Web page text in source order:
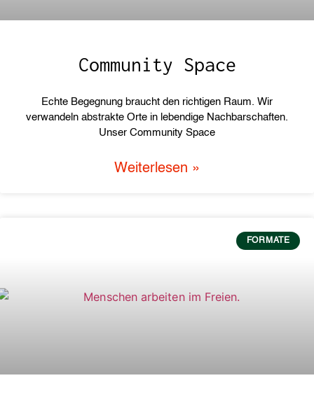
Community Space
Echte Begegnung braucht den richtigen Raum. Wir
verwandeln abstrakte Orte in lebendige Nachbarschaften.
Unser Community Space
Weiterlesen »
FORMATE